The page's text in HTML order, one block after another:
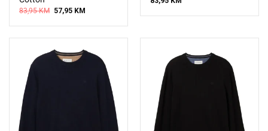
83,95KM Original
price
was:
57,95 KMCurrent
is: